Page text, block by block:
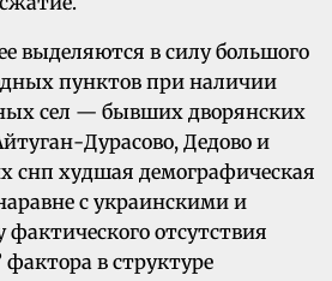
выделяются в силу большого
пунктов при наличии
сел — бывших дворянских
Дурасово, Дедово и
снп худшая демографическая
с украинскими и
отсутствия
в структуре